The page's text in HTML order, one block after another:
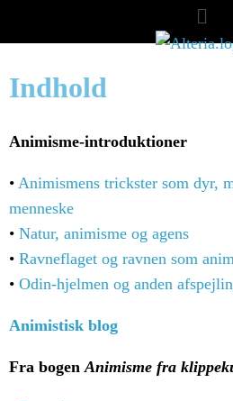
Indhold
Animisme-introduktioner
• Animismens trickster som dyr,
menneske
• Natur, animisme og agens
• Ravneflaget og ravnen som
• Odin-hjelmen og anden
Animistisk blog
Fra bogenAnimisme fra